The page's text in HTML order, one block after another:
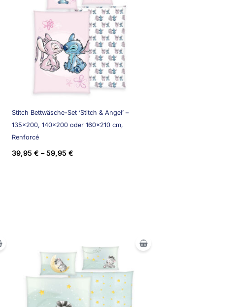
Stitch Bettwäsche-Set ‘Stitch & Angel’ –
135×200, 140×200 oder 160×210 cm,
Renforcé
39,95 € –59,95 €